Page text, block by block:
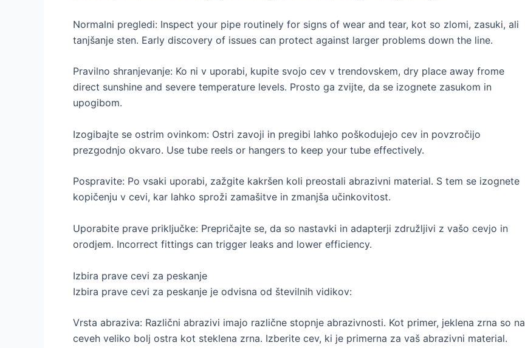
Normalni pregledi: Inspect your pipe routinely for signs of wear and tear, kot so zlomi, zasuki, ali
tanjšanje sten. Early discovery of issues can protect against larger problems down the line.
Pravilno shranjevanje: Ko ni v uporabi, kupite svojo cev v trendovskem, dry place away frome
direct sunshine and severe temperature levels. Prosto ga zvijte, da se izognete zasukom in
upogibom.
Izogibajte se ostrim ovinkom: Ostri zavoji in pregibi lahko poškodujejo cev in povzročijo
prezgodnjo okvaro. Use tube reels or hangers to keep your tube effectively.
Pospravite: Po vsaki uporabi, zažgite kakršen koli preostali abrazivni material. S tem se izognete
kopičenju v cevi, kar lahko sproži zamašitve in zmanjša učinkovitost.
Uporabite prave priključke: Prepričajte se, da so nastavki in adapterji združljivi z vašo cevjo in
orodjem. Incorrect fittings can trigger leaks and lower efficiency.
Izbira prave cevi za peskanje
Izbira prave cevi za peskanje je odvisna od številnih vidikov:
Vrsta abraziva: Različni abrazivi imajo različne stopnje abrazivnosti. Kot primer, jeklena zrna so na
ceveh veliko bolj ostra kot steklena zrna. Izberite cev, ki je primerna za vaš abrazivni material.